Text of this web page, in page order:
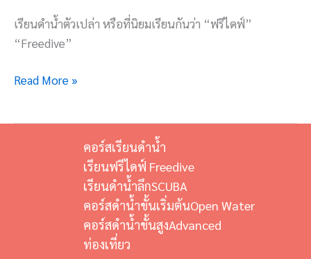
เรียนดำน้ำตัวเปล่า หรือที่นิยมเรียนกันว่า “ฟรีไดฟ์”
“Freedive”
Read More »
คอร์สเรียนดำน้ำ
เรียนฟรีไดฟ์ Freedive
เรียนดำน้ำลึกSCUBA
คอร์สดำน้ำขั้นเริ่มต้นOpen Water
คอร์สดำน้ำขั้นสูงAdvanced
ท่องเที่ยว